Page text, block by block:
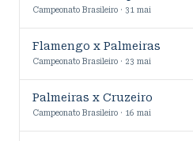
Campeonato Brasileiro · 31 mai
Flamengo x Palmeiras
Campeonato Brasileiro · 23 mai
Palmeiras x Cruzeiro
Campeonato Brasileiro · 16 mai